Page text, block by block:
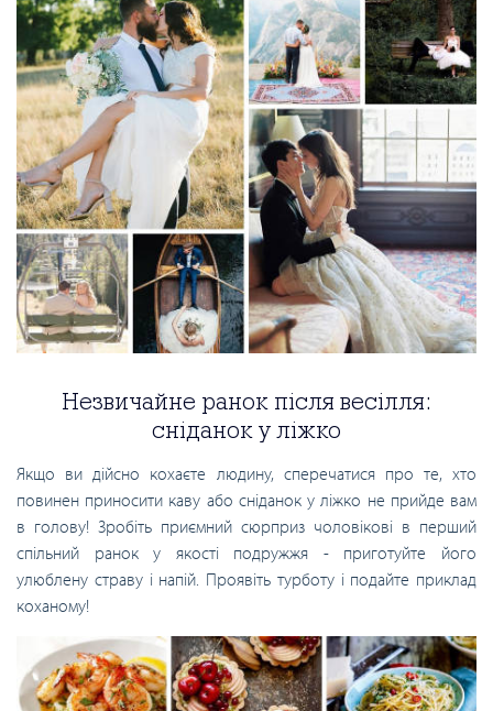
Незвичайне ранок після весілля:
сніданок у ліжко
Якщо ви дійсно кохаєте людину, сперечатися про те, хто
повинен приносити каву або сніданок у ліжко не прийде вам
в голову! Зробіть приємний сюрприз чоловікові в перший
спільний ранок у якості подружжя - приготуйте його
улюблену страву і напій. Проявіть турботу і подайте приклад
коханому!